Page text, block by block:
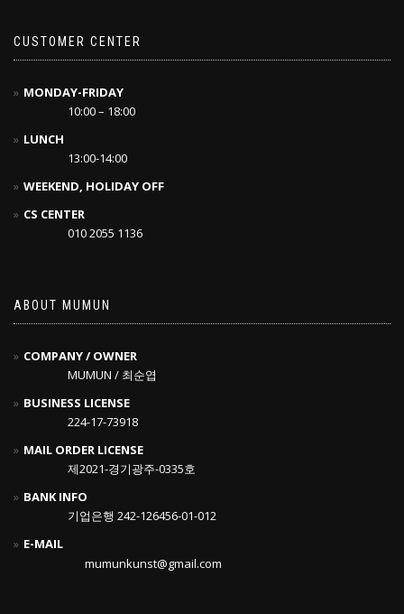
CUSTOMER CENTER
MONDAY-FRIDAY
10:00 – 18:00
LUNCH
13:00-14:00
WEEKEND, HOLIDAY OFF
CS CENTER
010 2055 1136
ABOUT MUMUN
COMPANY / OWNER
MUMUN / 최순엽
BUSINESS LICENSE
224-17-73918
MAIL ORDER LICENSE
제2021-경기광주-0335호
BANK INFO
기업은행 242-126456-01-012
E-MAIL
mumunkunst@gmail.com